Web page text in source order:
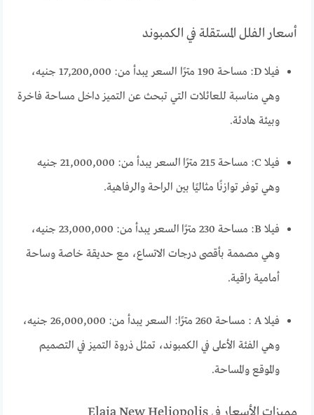
أسعار الفلل المستقلة في الكمبوند
فيلا D: مساحة 190 مترًا السعر يبدأ من: 17,200,000 جنيه،
وهي مناسبة للعائلات التي تبحث عن التميز داخل مساحة فاخرة
وبيئة هادئة.
فيلا C: مساحة 215 مترًا السعر يبدأ من: 21,000,000 جنيه
وهي توفر توازنًا مثاليًا بين الراحة والرفاهية.
فيلا B: مساحة 230 مترًا السعر يبدأ من: 23,000,000 جنيه،
وهي مصممة بأقصى درجات الاتساع، مع حديقة خاصة وساحة
أمامية راقية.
فيلا A : مساحة 260 مترًا: السعر يبدأ من: 26,000,000 جنيه،
وهي الفئة الأعلى في الكمبوند، تمثل ذروة التميز في التصميم
والموقع والمساحة.